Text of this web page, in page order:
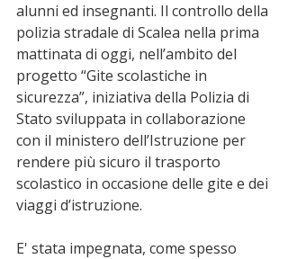
alunni ed insegnanti. Il controllo della
polizia stradale di Scalea nella prima
mattinata di oggi, nell’ambito del
progetto “Gite scolastiche in
sicurezza”, iniziativa della Polizia di
Stato sviluppata in collaborazione
con il ministero dell’Istruzione per
rendere più sicuro il trasporto
scolastico in occasione delle gite e dei
viaggi d’istruzione.
E' stata impegnata, come spesso